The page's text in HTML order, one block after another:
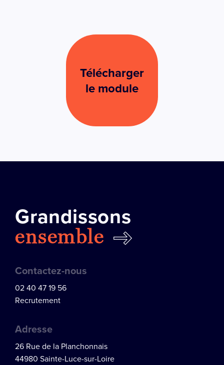
Télécharger
le module
Grandissons
ensemble
Adresse
26 Rue de la Planchonnais
44980 Sainte-Luce-sur-Loire
Contactez-nous
02 40 47 19 56
Recrutement